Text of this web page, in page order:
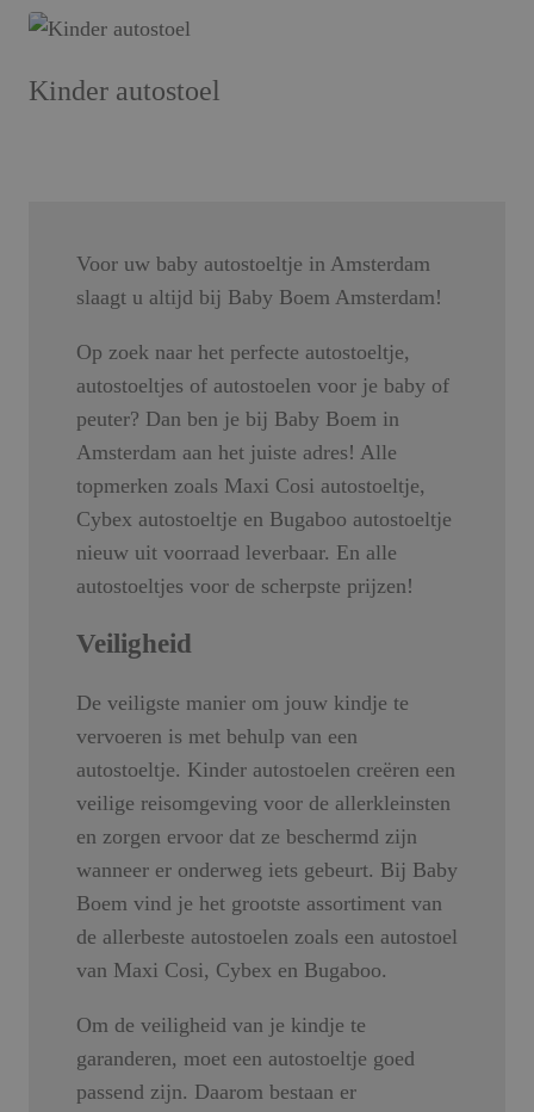
Kinder autostoel
Voor uw baby autostoeltje in Amsterdam
slaagt u altijd bij Baby Boem Amsterdam!
Op zoek naar het perfecte autostoeltje,
autostoeltjes of autostoelen voor je baby of
peuter? Dan ben je bij Baby Boem in
Amsterdam aan het juiste adres! Alle
topmerken zoals Maxi Cosi autostoeltje,
Cybex autostoeltje en Bugaboo autostoeltje
nieuw uit voorraad leverbaar. En alle
autostoeltjes voor de scherpste prijzen!
Veiligheid
De veiligste manier om jouw kindje te
vervoeren is met behulp van een
autostoeltje. Kinder autostoelen creëren een
veilige reisomgeving voor de allerkleinsten
en zorgen ervoor dat ze beschermd zijn
wanneer er onderweg iets gebeurt. Bij Baby
Boem vind je het grootste assortiment van
de allerbeste autostoelen zoals een autostoel
van Maxi Cosi, Cybex en Bugaboo.
Om de veiligheid van je kindje te
garanderen, moet een autostoeltje goed
passend zijn. Daarom bestaan er